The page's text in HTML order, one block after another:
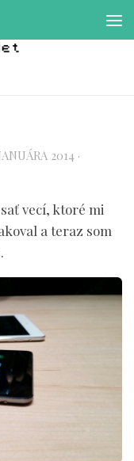
2014 ·
vecí, ktoré mi
a teraz som